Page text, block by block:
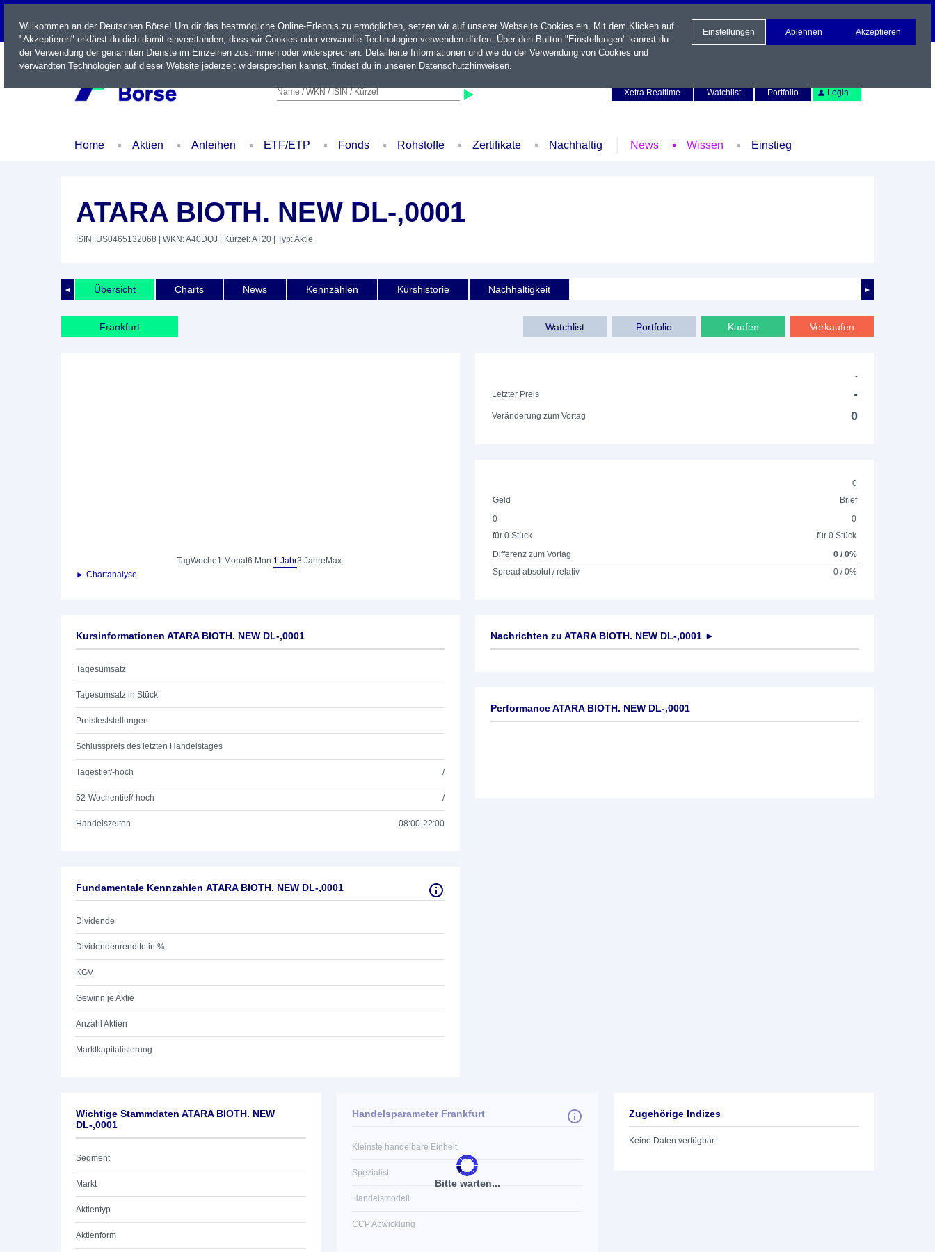
LIVE
Name / WKN / ISIN / Kürzel
Xetra Realtime
Watchlist Portfolio Login
Home Aktien Anleihen ETF/ETP Fonds Rohstoffe Zertifikate Nachhaltig News Wissen Einstieg
ATARA BIOTH. NEW DL-,0001
ISIN: US0465132068 | WKN: A40DQJ | Kürzel: AT20 | Typ: Aktie
◄ ►
Übersicht Charts News Kennzahlen Kurshistorie Nachhaltigkeit
Frankfurt Watchlist Portfolio Kaufen Verkaufen
TagWoche1 Monat6 Mon.1 Jahr3 Jahre Max.
► Chartanalyse
-
Letzter Preis
-
Veränderung zum Vortag 0
0
Geld
Brief
0
für 0 Stück
0
für 0 Stück
Differenz zum Vortag
0 / 0%
Spread absolut / relativ
0 / 0%
Kursinformationen ATARA BIOTH. NEW DL-,0001
Tagesumsatz
Tagesumsatz in Stück
Preisfeststellungen
Schlusspreis des letzten Handelstages
Tagestief/-hoch /
52-Wochentief/-hoch /
Handelszeiten 08:00-22:00
Fundamentale Kennzahlen ATARA BIOTH. NEW DL-,0001
Dividende
Dividendenrendite in %
KGV
Gewinn je Aktie
Anzahl Aktien
Marktkapitalisierung
Nachrichten zu ATARA BIOTH. NEW DL-,0001 ►
Performance ATARA BIOTH. NEW DL-,0001
Wichtige Stammdaten ATARA BIOTH. NEW
DL-,0001
Segment
Markt
Aktientyp
Aktienform
Bitte warten...
Handelsparameter Frankfurt
Kleinste handelbare Einheit
Spezialist
Handelsmodell
CCP Abwicklung
Zugehörige Indizes
Keine Daten verfügbar
Willkommen an der Deutschen Börse! Um dir das bestmögliche Online-Erlebnis zu ermöglichen, setzen wir auf unserer Webseite Cookies ein. Mit dem Klicken auf
"Akzeptieren" erklärst du dich damit einverstanden, dass wir Cookies oder verwandte Technologien verwenden dürfen. Über den Button "Einstellungen" kannst du
der Verwendung der genannten Dienste im Einzelnen zustimmen oder widersprechen. Detaillierte Informationen und wie du der Verwendung von Cookies und
verwandten Technologien auf dieser Website jederzeit widersprechen kannst, findest du in unseren Datenschutzhinweisen.
Einstellungen Ablehnen Akzeptieren